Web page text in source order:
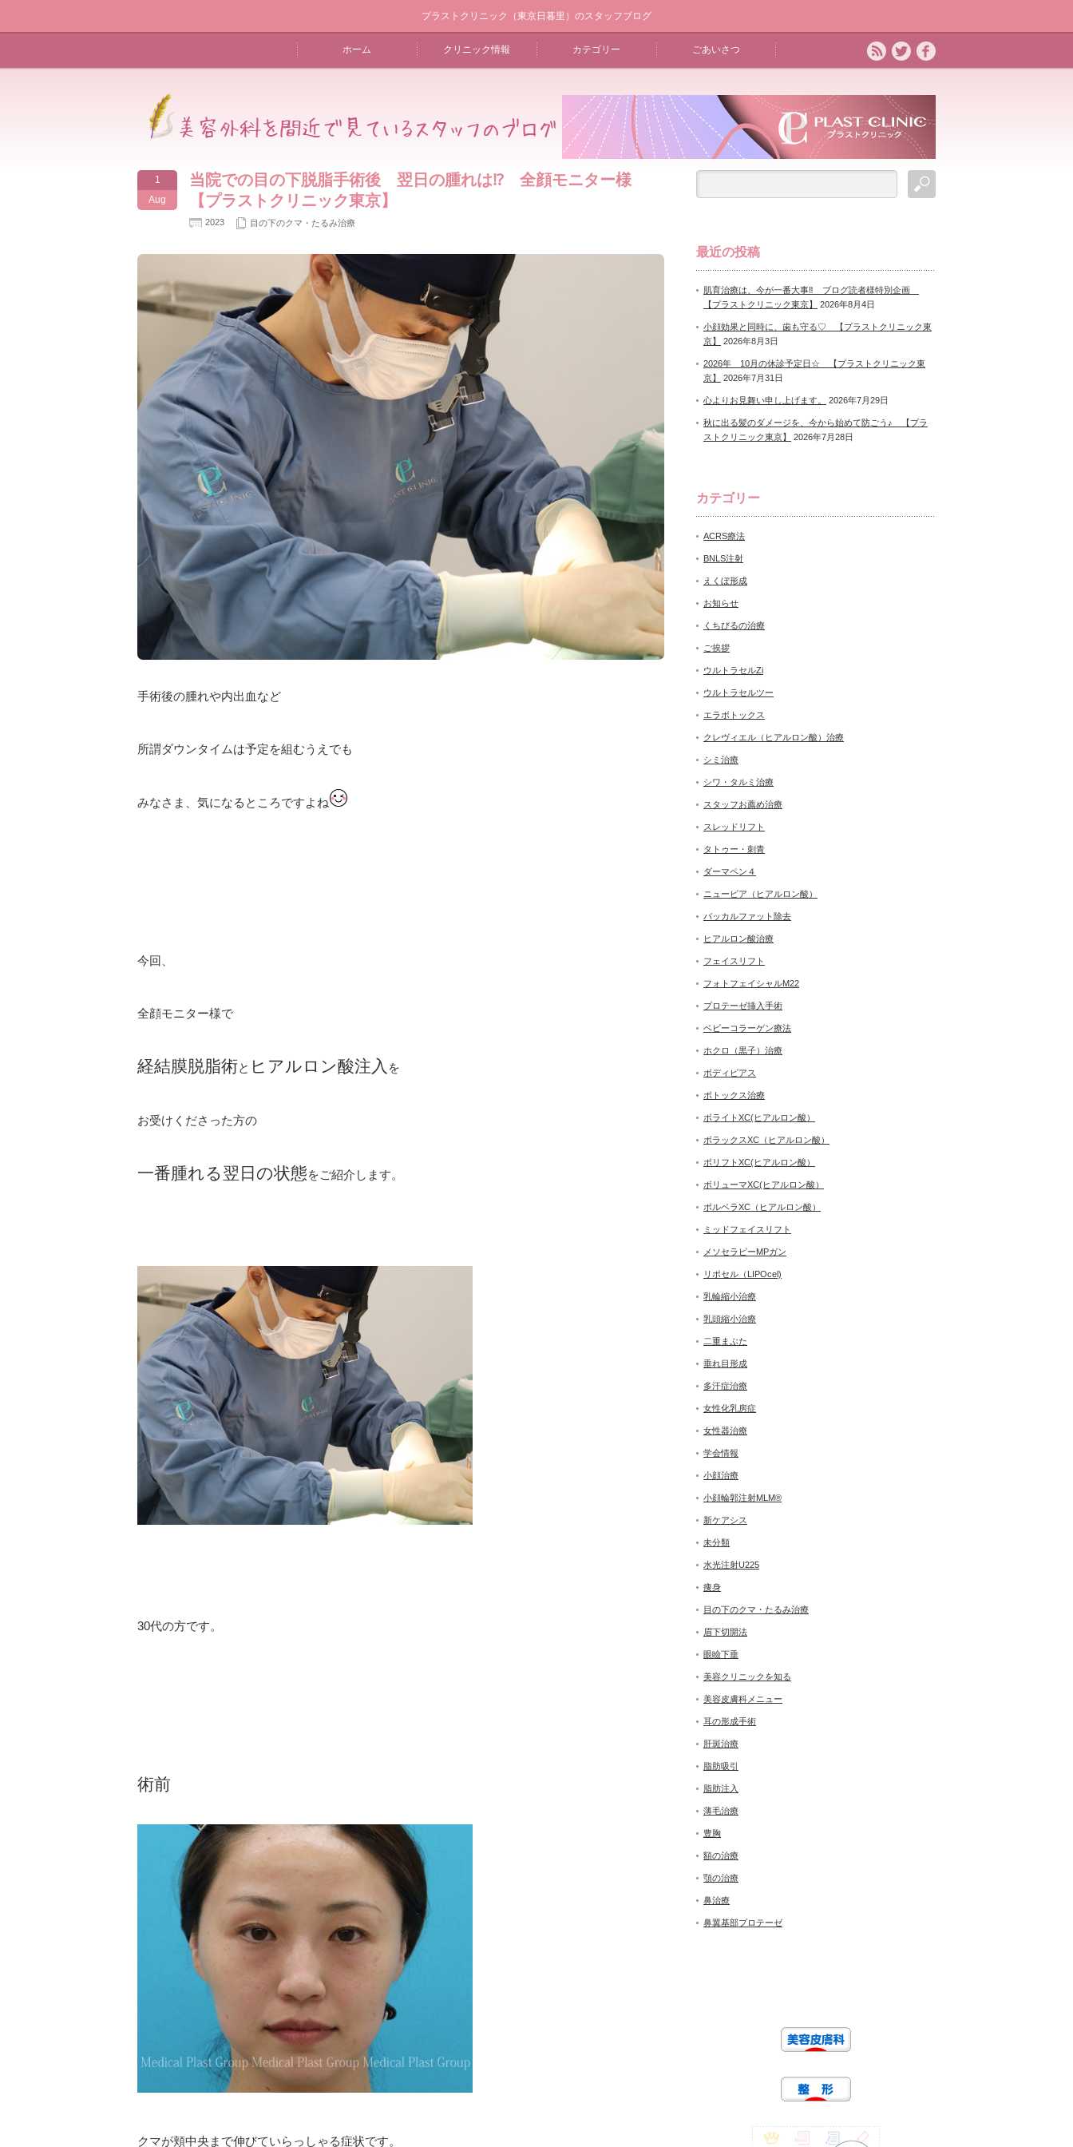
プラストクリニック（東京日暮里）のスタッフブログ
ホーム クリニック情報 カテゴリー ごあいさつ
1
Aug
当院での目の下脱脂手術後 翌日の腫れは⁉ 全顔モニター様
【プラストクリニック東京】
2023 目の下のクマ・たるみ治療
手術後の腫れや内出血など
所謂ダウンタイムは予定を組むうえでも
みなさま、気になるところですよね
今回、
全顔モニター様で
経結膜脱脂術と ヒアルロン酸注入 を
お受けくださった方の
一番腫れる翌日の状態をご紹介します。
30代の方です。
術前
クマが頬中央まで伸びていらっしゃる症状です。
最近の投稿
肌育治療は、今が一番大事‼ ブログ読者様特別企画
【プラストクリニック東京】
2026年8月4日
小顔効果と同時に、歯も守る♡ 【プラストクリニック東
京】
2026年8月3日
2026年 10月の休診予定日☆ 【プラストクリニック東
京】
2026年7月31日
心よりお見舞い申し上げます。 2026年7月29日
秋に出る髪のダメージを、今から始めて防ごう♪ 【プラ
ストクリニック東京】
2026年7月28日
カテゴリー
ACRS療法
BNLS注射
えくぼ形成
お知らせ
くちびるの治療
ご挨拶
ウルトラセルZi
ウルトラセルツー
エラボトックス
クレヴィエル（ヒアルロン酸）治療
シミ治療
シワ・タルミ治療
スタッフお薦め治療
スレッドリフト
タトゥー・刺青
ダーマペン４
ニュービア（ヒアルロン酸）
バッカルファット除去
ヒアルロン酸治療
フェイスリフト
フォトフェイシャルM22
プロテーゼ挿入手術
ベビーコラーゲン療法
ホクロ（黒子）治療
ボディピアス
ボトックス治療
ボライトXC(ヒアルロン酸）
ボラックスXC（ヒアルロン酸）
ボリフトXC(ヒアルロン酸）
ボリューマXC(ヒアルロン酸）
ボルベラXC（ヒアルロン酸）
ミッドフェイスリフト
メソセラピーMPガン
リポセル（LIPOcel)
乳輪縮小治療
乳頭縮小治療
二重まぶた
垂れ目形成
多汗症治療
女性化乳房症
女性器治療
学会情報
小顔治療
小顔輪郭注射MLM®
新ケアシス
未分類
水光注射U225
痩身
目の下のクマ・たるみ治療
眉下切開法
眼瞼下垂
美容クリニックを知る
美容皮膚科メニュー
耳の形成手術
肝斑治療
脂肪吸引
脂肪注入
薄毛治療
豊胸
額の治療
顎の治療
鼻治療
鼻翼基部プロテーゼ